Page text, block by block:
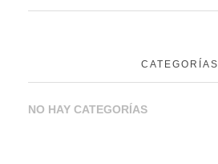
CATEGORÍAS
NO HAY CATEGORÍAS